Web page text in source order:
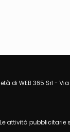
di WEB 365 Srl - Via
Le attività pubblicitarie